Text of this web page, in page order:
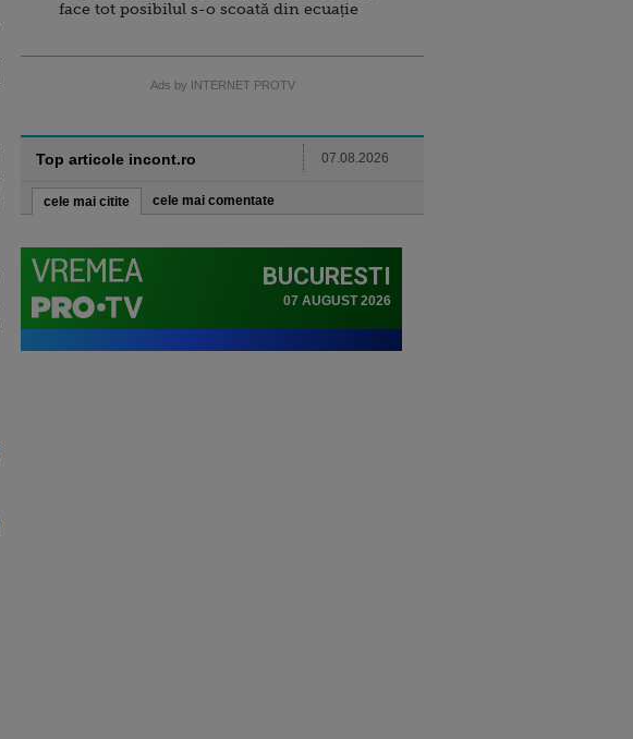
face tot posibilul s-o scoată din ecuație
Ads by INTERNET PROTV
Top articole incont.ro 07.08.2026
cele mai citite cele mai comentate